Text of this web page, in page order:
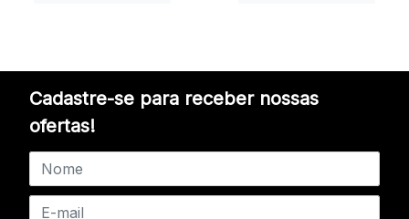
Cadastre-se para receber nossas
ofertas!